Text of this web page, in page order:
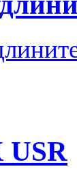
USR